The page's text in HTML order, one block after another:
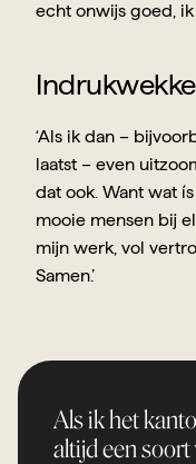
echt onwijs goed, ik
‘Als ik dan –
laatst – even
dat ook. Want wat
mooie mensen bij
mijn werk, vol
Samen.’
Als ik het
altijd een soort